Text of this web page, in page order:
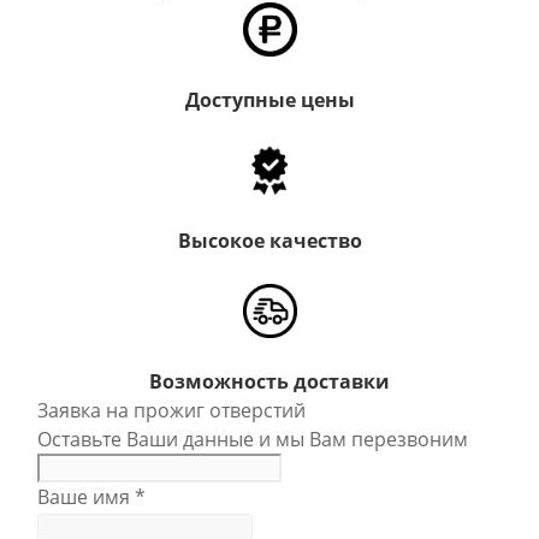
Доступные цены
Высокое качество
Возможность доставки
Заявка на прожиг отверстий
Оставьте Ваши данные и мы Вам перезвоним
Ваше имя *